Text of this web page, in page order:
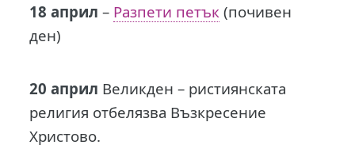
18 април – Разпети петък (почивен
ден)
20 април Великден – ристиянската
религия отбелязва Възкресение
Христово.